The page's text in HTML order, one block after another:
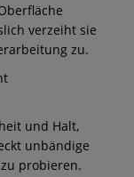
verzeiht sie
zu.
und Halt,
unbändige
probieren.